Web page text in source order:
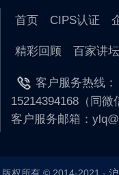
首页 CIPS认证
精彩回顾 百家讲坛
客户服务热线
15214394168（同
客户服务邮箱：